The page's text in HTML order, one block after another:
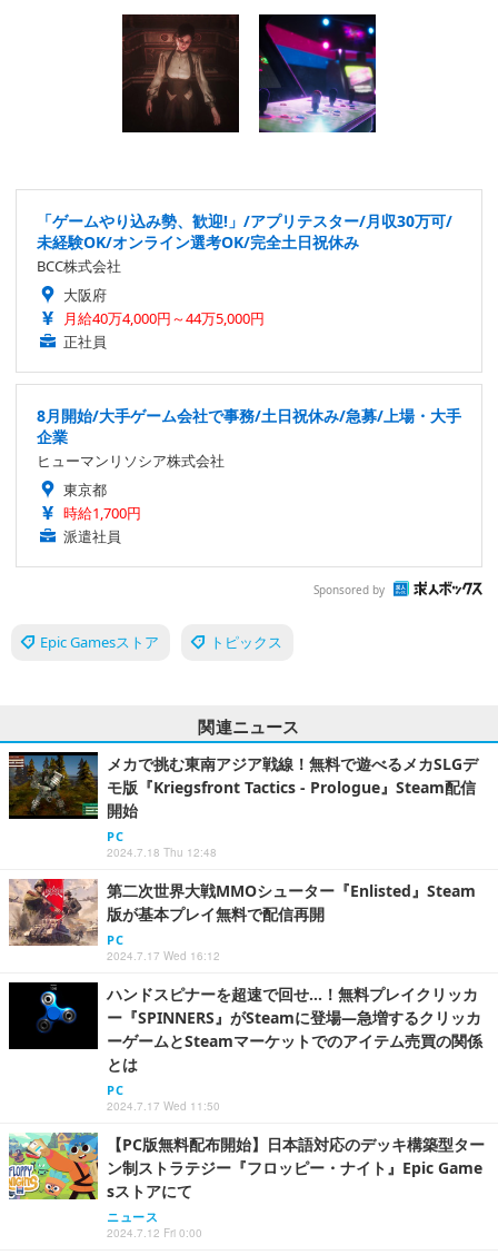
「ゲームやり込み勢、歓迎!」/アプリテスター/月収30万可/
未経験OK/オンライン選考OK/完全土日祝休み
BCC株式会社
大阪府
月給40万4,000円～44万5,000円
正社員
8月開始/大手ゲーム会社で事務/土日祝休み/急募/上場・大手
企業
ヒューマンリソシア株式会社
東京都
時給1,700円
派遣社員
Sponsored by
Epic Gamesストア トピックス
関連ニュース
メカで挑む東南アジア戦線！無料で遊べるメカSLGデ
モ版『Kriegsfront Tactics - Prologue』Steam配信
開始
PC
2024.7.18 Thu 12:48
第二次世界大戦MMOシューター『Enlisted』Steam
版が基本プレイ無料で配信再開
PC
2024.7.17 Wed 16:12
ハンドスピナーを超速で回せ…！無料プレイクリッカ
ー『SPINNERS』がSteamに登場―急増するクリッカ
ーゲームとSteamマーケットでのアイテム売買の関係
とは
PC
2024.7.17 Wed 11:50
【PC版無料配布開始】日本語対応のデッキ構築型ター
ン制ストラテジー『フロッピー・ナイト』Epic Game
sストアにて
ニュース
2024.7.12 Fri 0:00